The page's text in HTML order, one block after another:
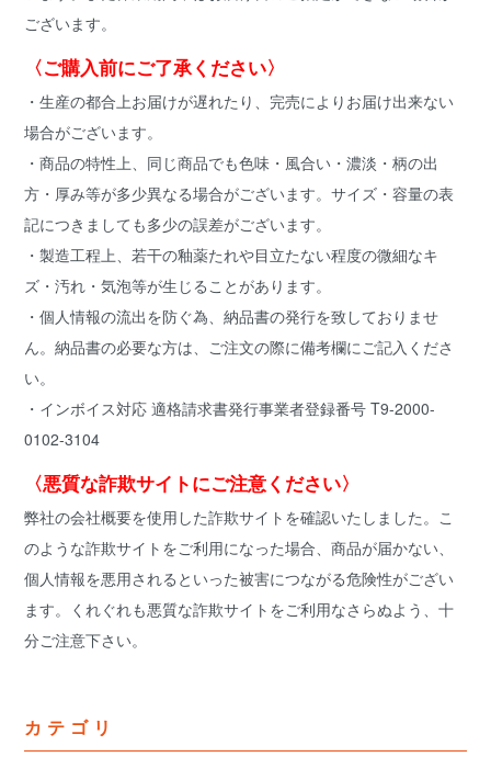
ございます。
〈ご購入前にご了承ください〉
・生産の都合上お届けが遅れたり、完売によりお届け出来ない
場合がございます。
・商品の特性上、同じ商品でも色味・風合い・濃淡・柄の出
方・厚み等が多少異なる場合がございます。サイズ・容量の表
記につきましても多少の誤差がございます。
・製造工程上、若干の釉薬たれや目立たない程度の微細なキ
ズ・汚れ・気泡等が生じることがあります。
・個人情報の流出を防ぐ為、納品書の発行を致しておりませ
ん。納品書の必要な方は、ご注文の際に備考欄にご記入くださ
い。
・インボイス対応 適格請求書発行事業者登録番号 T9-2000-
0102-3104
〈悪質な詐欺サイトにご注意ください〉
弊社の会社概要を使用した詐欺サイトを確認いたしました。こ
のような詐欺サイトをご利用になった場合、商品が届かない、
個人情報を悪用されるといった被害につながる危険性がござい
ます。くれぐれも悪質な詐欺サイトをご利用なさらぬよう、十
分ご注意下さい。
カテゴリ